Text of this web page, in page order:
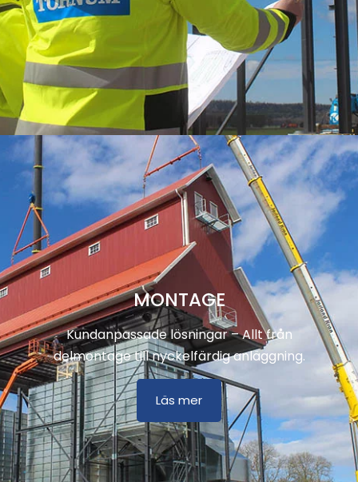
MONTAGE
Kundanpassade lösningar – Allt från
delmontage till nyckelfärdig anläggning.
Läs mer